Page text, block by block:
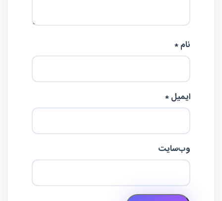
نام *
ایمیل *
وب‌سایت